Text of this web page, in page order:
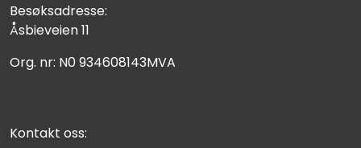
Besøksadresse:
Åsbieveien 11
Org. nr: N0 934608143MVA
Kontakt oss: